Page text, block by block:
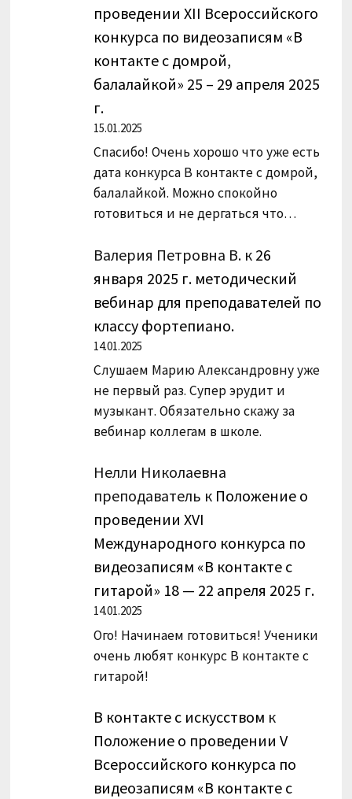
проведении XII Всероссийского
конкурса по видеозаписям «В
контакте с домрой,
балалайкой» 25 – 29 апреля 2025
г.
15.01.2025
Спасибо! Очень хорошо что уже есть
дата конкурса В контакте с домрой,
балалайкой. Можно спокойно
готовиться и не дергаться что…
Валерия Петровна В. к 26
января 2025 г. методический
вебинар для преподавателей по
классу фортепиано.
14.01.2025
Слушаем Марию Александровну уже
не первый раз. Супер эрудит и
музыкант. Обязательно скажу за
вебинар коллегам в школе.
Нелли Николаевна
преподаватель к Положение о
проведении XVI
Международного конкурса по
видеозаписям «В контакте с
гитарой» 18 — 22 апреля 2025 г.
14.01.2025
Ого! Начинаем готовиться! Ученики
очень любят конкурс В контакте с
гитарой!
В контакте с искусством к
Положение о проведении V
Всероссийского конкурса по
видеозаписям «В контакте с